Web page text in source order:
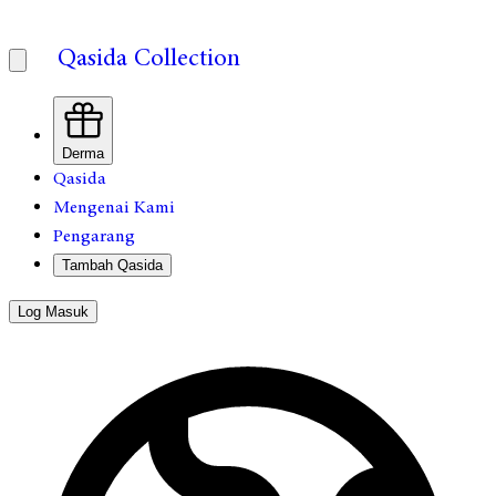
Qasida Collection
Derma
Qasida
Mengenai Kami
Pengarang
Tambah Qasida
Log Masuk